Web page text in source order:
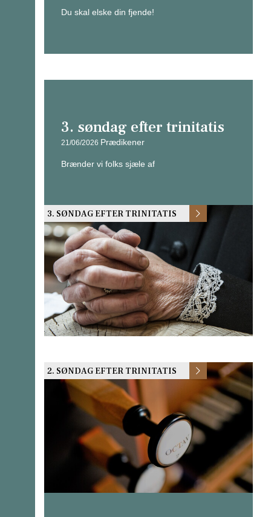
Du skal elske din fjende!
3. søndag efter trinitatis
21/06/2026 Prædikener
Brænder vi folks sjæle af
3. SØNDAG EFTER TRINITATIS
2. SØNDAG EFTER TRINITATIS